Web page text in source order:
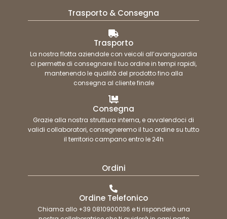
Trasporto & Consegna
Trasporto
La nostra flotta aziendale con veicoli all’avanguardia
ci permette di consegnare il tuo ordine in tempi rapidi,
mantenendo le qualità del prodotto fino alla
consegna al cliente finale
Consegna
Grazie alla nostra struttura interna, e avvalendoci di
validi collaboratori, consegneremo il tuo ordine su tutto
il territorio campano entro le 24h
Ordini
Ordine Telefonico
Chiama allo +39 0810900036 e ti risponderà una